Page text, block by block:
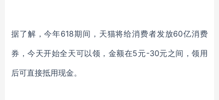
据了解，今年618期间，天猫将给消费者发放60亿消费
券，今天开始全天可以领，金额在5元-30元之间，领用
后可直接抵用现金。